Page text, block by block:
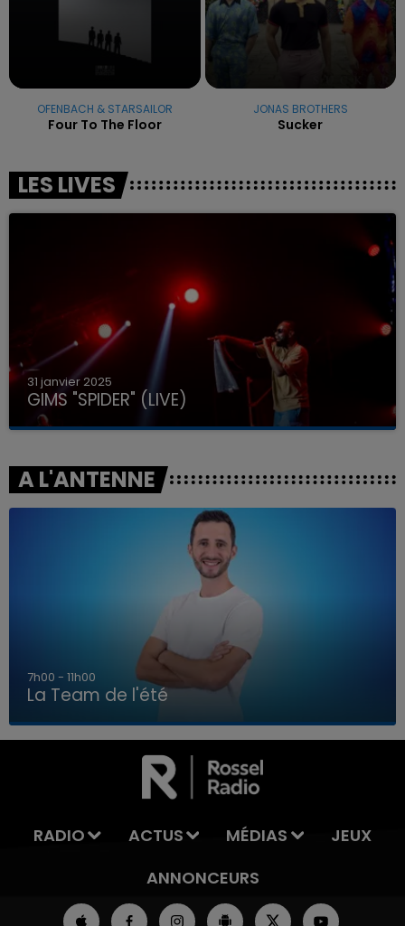
LA TEAM DE L'ÉTÉ
OFENBACH & STARSAILOR
Four To The Floor
JONAS BROTHERS
Sucker
LES LIVES
31 janvier 2025
GIMS "SPIDER" (LIVE)
A L'ANTENNE
7h00 - 11h00
La Team de l'été
RADIO ACTUS MÉDIAS
JEUX
ANNONCEURS